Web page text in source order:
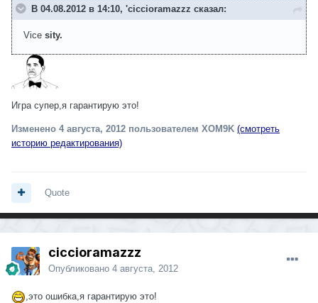
В 04.08.2012 в 14:10, 'ciccioramazzz сказал:
Vice sity.
Игра супер,я гарантирую это!
Изменено 4 августа, 2012 пользователем XOM9K (смотреть
историю редактирования)
Quote
ciccioramazzz
Опубликовано 4 августа, 2012
,это ошибка,я гарантирую это!